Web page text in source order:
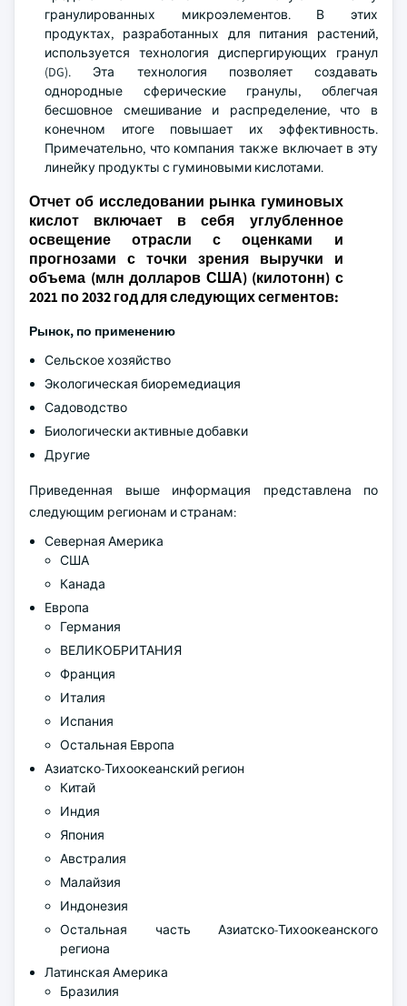
гранулированных микроэлементов. В этих
продуктах, разработанных для питания растений,
используется технология диспергирующих гранул
(DG). Эта технология позволяет создавать
однородные сферические гранулы, облегчая
бесшовное смешивание и распределение, что в
конечном итоге повышает их эффективность.
Примечательно, что компания также включает в эту
линейку продукты с гуминовыми кислотами.
Отчет об исследовании рынка гуминовых
кислот включает в себя углубленное
освещение отрасли с оценками и
прогнозами с точки зрения выручки и
объема (млн долларов США) (килотонн) с
2021 по 2032 год для следующих сегментов:
Рынок, по применению
Сельское хозяйство
Экологическая биоремедиация
Садоводство
Биологически активные добавки
Другие
Приведенная выше информация представлена по
следующим регионам и странам:
Северная Америка
США
Канада
Европа
Германия
ВЕЛИКОБРИТАНИЯ
Франция
Италия
Испания
Остальная Европа
Азиатско-Тихоокеанский регион
Китай
Индия
Япония
Австралия
Малайзия
Индонезия
Остальная часть Азиатско-Тихоокеанского
региона
Латинская Америка
Бразилия